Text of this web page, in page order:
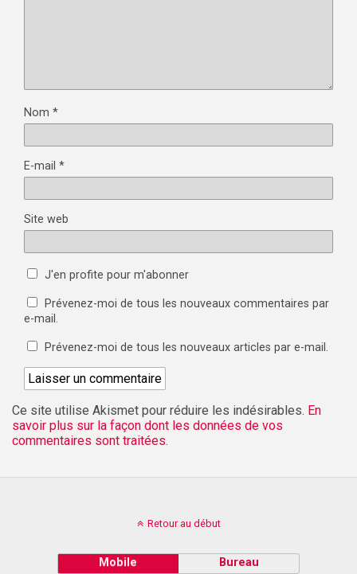
Nom *
E-mail *
Site web
J'en profite pour m'abonner
Prévenez-moi de tous les nouveaux commentaires par
e-mail.
Prévenez-moi de tous les nouveaux articles par e-mail.
Ce site utilise Akismet pour réduire les indésirables. En
savoir plus sur la façon dont les données de vos
commentaires sont traitées.
Retour au début
Mobile Bureau